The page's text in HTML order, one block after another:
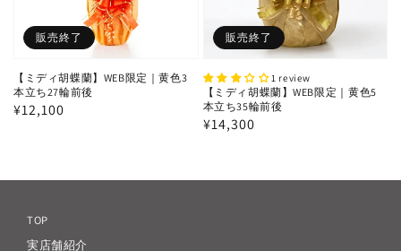
【ミディ胡蝶蘭】WEB限定｜黄色3
本立ち27輪前後
通
¥12,100
販売終了
1 review
【ミディ胡蝶蘭】WEB限定｜黄色5
本立ち35輪前後
通
¥14,300
販売終了
TOP
実店舗紹介